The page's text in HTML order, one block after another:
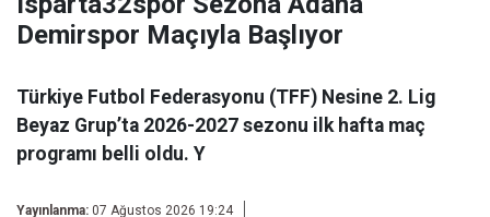
Demirspor Maçıyla Başlıyor
Türkiye Futbol Federasyonu (TFF) Nesine 2. Lig
Beyaz Grup’ta 2026-2027 sezonu ilk hafta maç
programı belli oldu. Y
Yayınlanma: 07 Ağustos 2026 19:24